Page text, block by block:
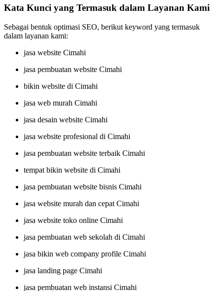
Kata Kunci yang Termasuk dalam Layanan Kami
Sebagai bentuk optimasi SEO, berikut keyword yang termasuk
dalam layanan kami:
jasa website Cimahi
jasa pembuatan website Cimahi
bikin website di Cimahi
jasa web murah Cimahi
jasa desain website Cimahi
jasa website profesional di Cimahi
jasa pembuatan website terbaik Cimahi
tempat bikin website di Cimahi
jasa pembuatan website bisnis Cimahi
jasa website murah dan cepat Cimahi
jasa website toko online Cimahi
jasa pembuatan web sekolah di Cimahi
jasa bikin web company profile Cimahi
jasa landing page Cimahi
jasa pembuatan web instansi Cimahi